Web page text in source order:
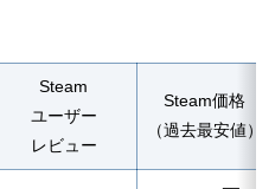
Steam
ユーザー
レビュー
Steam価格
（過去最安値）